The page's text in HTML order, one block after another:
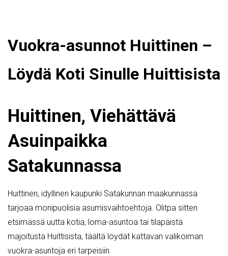
Vuokra-asunnot Huittinen –
Löydä Koti Sinulle Huittisista
Huittinen, Viehättävä
Asuinpaikka
Satakunnassa
Huittinen, idyllinen kaupunki Satakunnan maakunnassa
tarjoaa monipuolisia asumisvaihtoehtoja. Olitpa sitten
etsimässä uutta kotia, loma-asuntoa tai tilapäistä
majoitusta Huittisista, täältä löydät kattavan valikoiman
vuokra-asuntoja eri tarpeisiin.